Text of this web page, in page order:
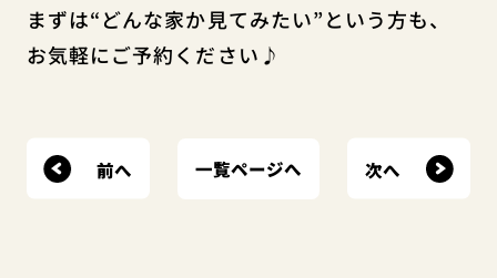
まずは“どんな家か見てみたい”という方も、
お気軽にご予約ください♪
前へ 一覧ページへ 次へ